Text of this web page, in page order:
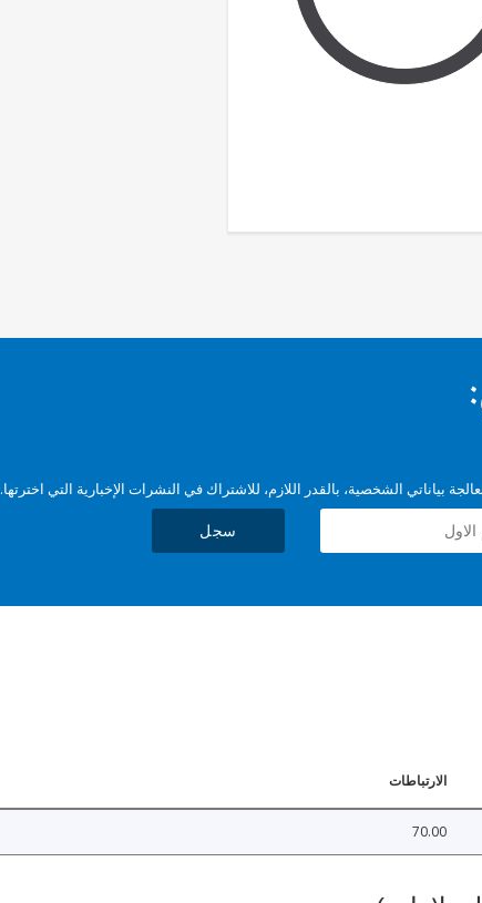
بياناتي الشخصية، بالقدر اللازم، للاشتراك في النشرات الإخبارية التي اخترتها.
سجل
الارتباطات
70.00